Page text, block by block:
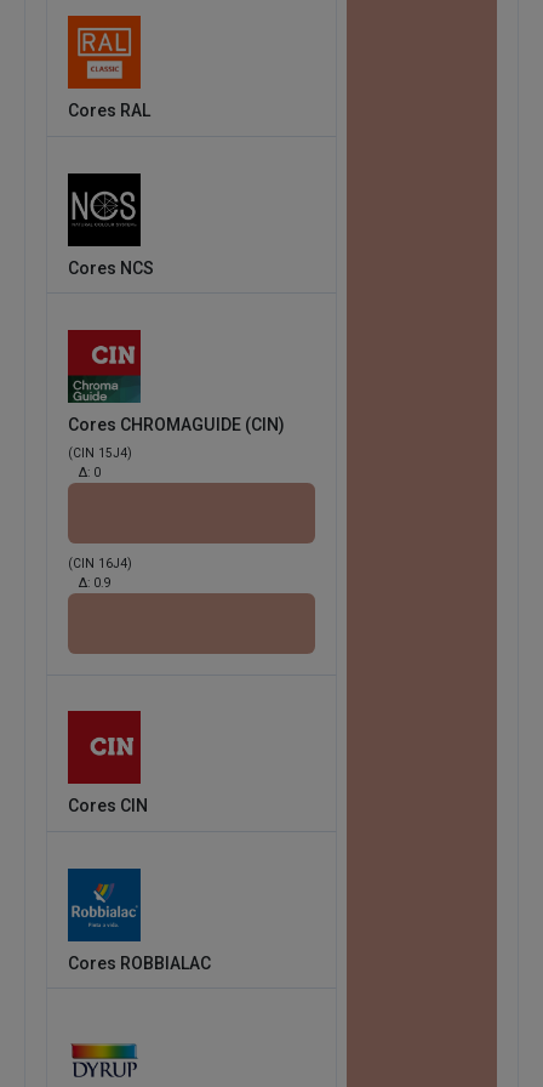
Cores RAL
Cores NCS
Cores CHROMAGUIDE (CIN)
(CIN 15J4)
Δ: 0
(CIN 16J4)
Δ: 0.9
Cores CIN
Cores ROBBIALAC